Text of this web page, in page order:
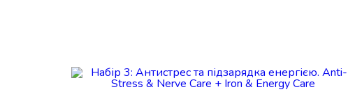
Купити